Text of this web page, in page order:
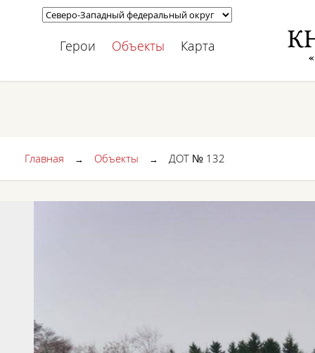
Герои Объекты Карта
Главная → Объекты → ДОТ № 132